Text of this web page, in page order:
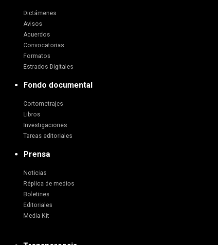
Dictámenes
Avisos
Acuerdos
Convocatorias
Formatos
Estrados Digitales
Fondo documental
Cortometrajes
Libros
Investigaciones
Tareas editoriales
Prensa
Noticias
Réplica de medios
Boletines
Editoriales
Media Kit